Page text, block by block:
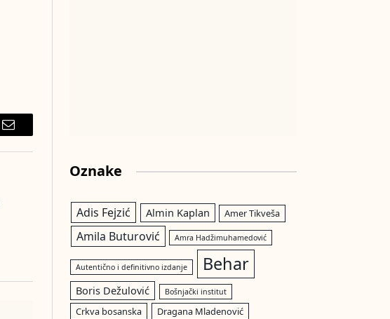
Email
Oznake
Adis Fejzić Almin Kaplan Amer Tikveša
Amila Buturović Amra Hadžimuhamedović
Autentično i definitivno izdanje Behar
Boris Dežulović Bošnjački institut
Crkva bosanska Dragana Mladenović